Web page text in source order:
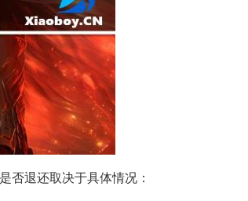
是否退还取决于具体情况：